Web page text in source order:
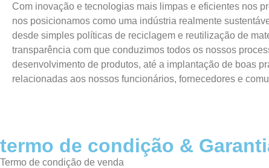
Com inovação e tecnologias mais limpas e eficientes nos
nos posicionamos como uma indústria realmente
desde simples políticas de reciclagem e reutilização de
transparência com que conduzimos todos os nossos
desenvolvimento de produtos, até a implantação de boas
relacionadas aos nossos funcionários, fornecedores e
termo de condição &
Termo de condição de venda